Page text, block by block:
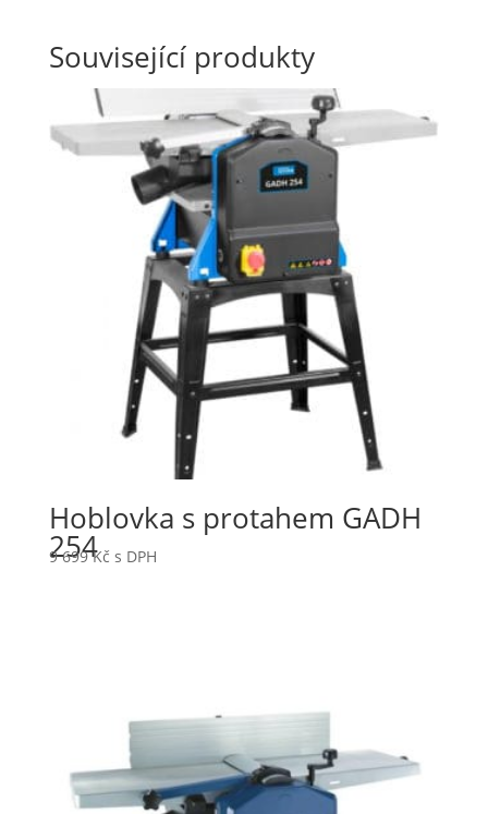
Související produkty
Hoblovka s protahem GADH
254
9 699Kč s DPH